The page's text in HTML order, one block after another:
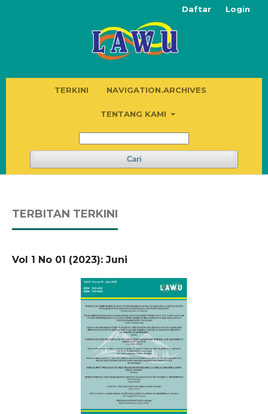
TERKINI NAVIGATION.ARCHIVES
TENTANG KAMI
Cari
Daftar Login
TERBITAN TERKINI
Vol 1 No 01 (2023): Juni